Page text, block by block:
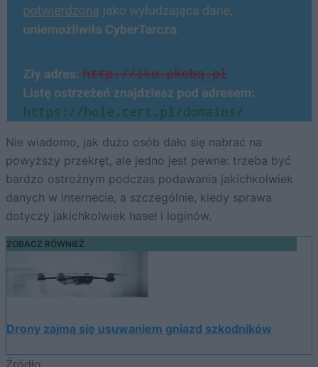
Nie wiadomo, jak dużo osób dało się nabrać na
powyższy przekręt, ale jedno jest pewne: trzeba być
bardzo ostrożnym podczas podawania jakichkolwiek
danych w internecie, a szczególnie, kiedy sprawa
dotyczy jakichkolwiek haseł i loginów.
ZOBACZ RÓWNIEŻ
Drony zajmą się usuwaniem gniazd szkodników